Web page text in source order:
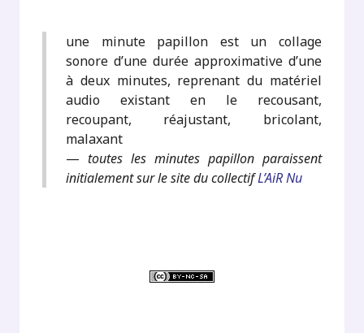
une minute papillon est un collage
sonore d’une durée approximative d’une
à deux minutes, reprenant du matériel
audio existant en le recousant,
recoupant, réajustant, bricolant,
malaxant
—toutes les minutes papillon paraissent
initialement sur le site du collectifL’AiR Nu